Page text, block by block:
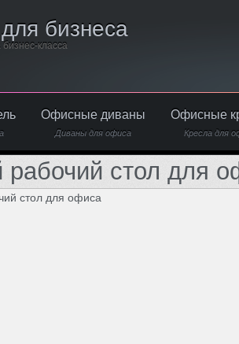
бизнеса
класса
Офисные диваны
Диваны для офиса
Офисные
Кресла для
рабочий стол для